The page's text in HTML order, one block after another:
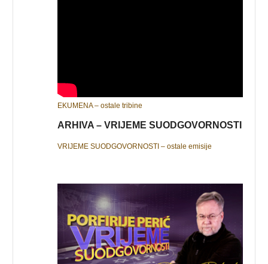
EKUMENA – ostale tribine
ARHIVA – VRIJEME SUODGOVORNOSTI
VRIJEME SUODGOVORNOSTI – ostale emisije